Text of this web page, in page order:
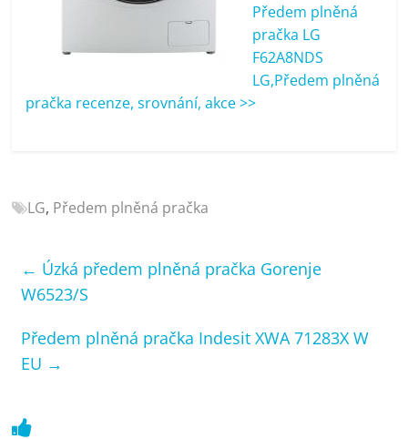
recenze,
televize,
bazény
Předem plněná
pračka LG
F62A8NDS
LG,Předem plněná
pračka recenze, srovnání, akce >>
LG, Předem plněná pračka
← Úzká předem plněná pračka Gorenje
W6523/S
Předem plněná pračka Indesit XWA 71283X W
EU →